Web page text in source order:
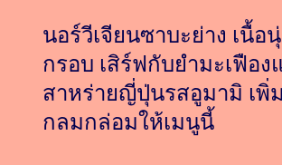
นอร์วีเจียนซาบะย่าง เนื้อ
กรอบ เสิร์ฟกับยำมะเฟือง
สาหร่ายญี่ปุ่นรสอูมามิ เพิ่
กลมกล่อมให้เมนูนี้